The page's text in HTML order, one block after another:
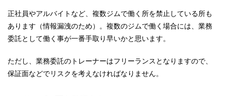
正社員やアルバイトなど、複数ジムで働く所を禁止している所も
あります（情報漏洩のため）。複数のジムで働く場合には、業務
委託として働く事が一番手取り早いかと思います。
ただし、業務委託のトレーナーはフリーランスとなりますので、
保証面などでリスクを考えなければなりません。